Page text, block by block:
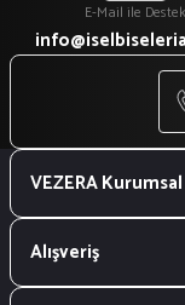
E-Mail ile Destek
VEZERA Kurumsal
Alışveriş